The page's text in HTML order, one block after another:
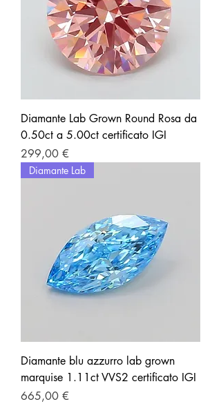
Diamante Lab Grown Round Rosa da
0.50ct a 5.00ct certificato IGI
Prezzo
299,00 €
Diamante Lab
Diamante blu azzurro lab grown
marquise 1.11ct VVS2 certificato IGI
Prezzo
665,00 €